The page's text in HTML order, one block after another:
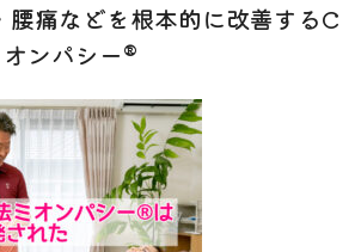
腰痛などを根本的に改善するC
ンパシー®